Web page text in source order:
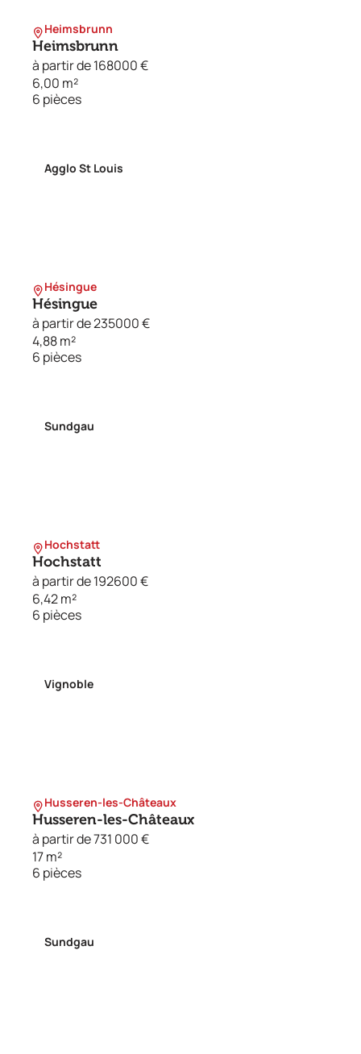
Heimsbrunn
Heimsbrunn
à partir de 168000 €
6,00 m²
6 pièces
Agglo St Louis
Hésingue
Hésingue
à partir de 235000 €
4,88 m²
6 pièces
Sundgau
Hochstatt
Hochstatt
à partir de 192600 €
6,42 m²
6 pièces
Vignoble
Husseren-les-Châteaux
Husseren-les-Châteaux
à partir de 731 000 €
17 m²
6 pièces
Sundgau